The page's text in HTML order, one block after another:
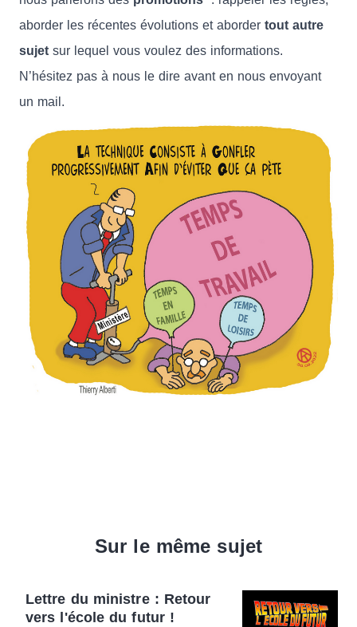
aborder les récentes évolutions et aborder tout autre
sujet sur lequel vous voulez des informations.
N’hésitez pas à nous le dire avant en nous envoyant
un mail.
Sur le même sujet
Lettre du ministre : Retour
vers l'école du futur !